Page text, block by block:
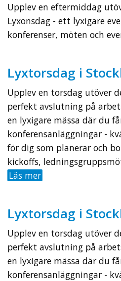
Upplev en eftermiddag
Lyxonsdag - ett lyxigare
konferenser, möten och
Lyxtorsdag i
Upplev en torsdag utöver
perfekt avslutning på
en lyxigare mässa där du
konferensanläggningar -
för dig som planerar och
kickoffs,
Läs mer
Lyxtorsdag i
Upplev en torsdag utöver
perfekt avslutning på
en lyxigare mässa där du
konferensanläggningar -